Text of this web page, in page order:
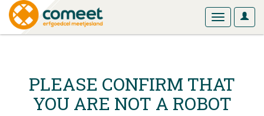
User
Toggle
PLEASE CONFIRM THAT
YOU ARE NOT A ROBOT